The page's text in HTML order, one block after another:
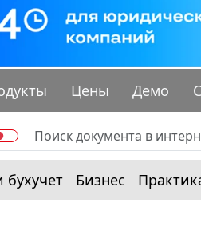
Цены Демо
бухучет Бизнес